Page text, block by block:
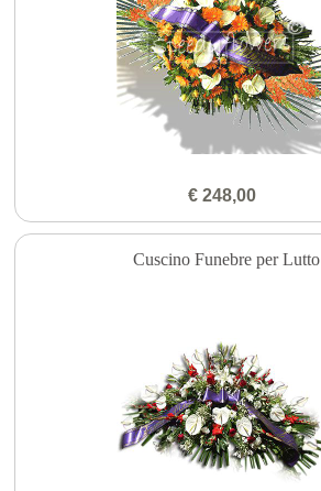
€ 248,00
Cuscino Funebre per Lutto